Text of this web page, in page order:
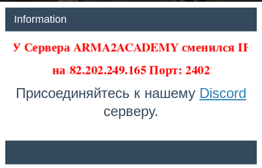
Information
У Сервера ARMA2ACADEMY сменился IP
на82.202.249.165 Порт: 2402
Присоединяйтесь к нашему Discord
серверу.